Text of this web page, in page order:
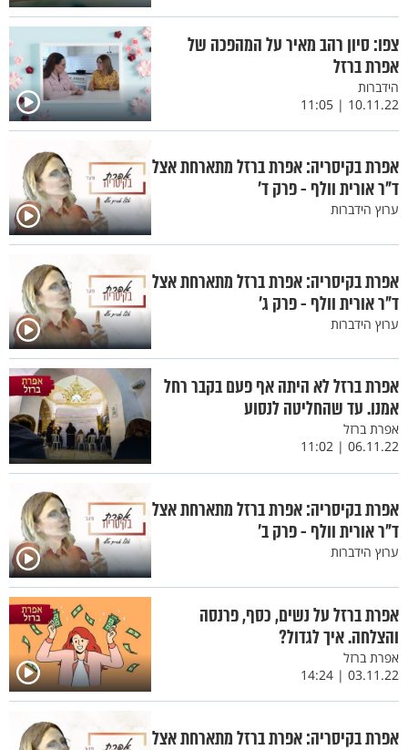
צפו: סיון רהב מאיר על המהפכה של
אפרת ברזל
הידברות
10.11.22 | 11:05
אפרת בקיסריה: אפרת ברזל מתארחת אצל
ד"ר אורית וולף - פרק ד’
ערוץ הידברות
אפרת בקיסריה: אפרת ברזל מתארחת אצל
ד"ר אורית וולף - פרק ג’
ערוץ הידברות
אפרת ברזל לא היתה אף פעם בקבר רחל
אמנו. עד שהחליטה לנסוע
אפרת ברזל
06.11.22 | 11:02
אפרת בקיסריה: אפרת ברזל מתארחת אצל
ד"ר אורית וולף - פרק ב’
ערוץ הידברות
אפרת ברזל על נשים, כסף, פרנסה
והצלחה. איך לגדול?
אפרת ברזל
03.11.22 | 14:24
אפרת בקיסריה: אפרת ברזל מתארחת אצל